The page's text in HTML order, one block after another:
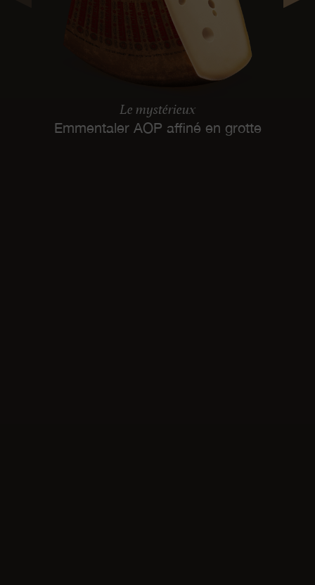
Le mystérieux
Emmentaler AOP affiné en grotte